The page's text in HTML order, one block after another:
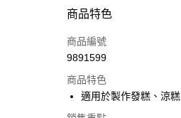
付款方式
信用卡一次付款
Apple Pay
商品特色
商品編號
9891599
商品特色
適用於製作發糕、涼糕